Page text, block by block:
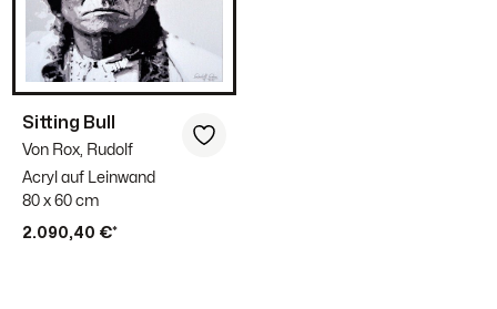
Sitting Bull
Von Rox, Rudolf
Acryl auf Leinwand
80 x 60 cm
2.090,40 €*